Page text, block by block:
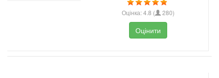
Оцінка:4.8 ( 280)
Оцінити